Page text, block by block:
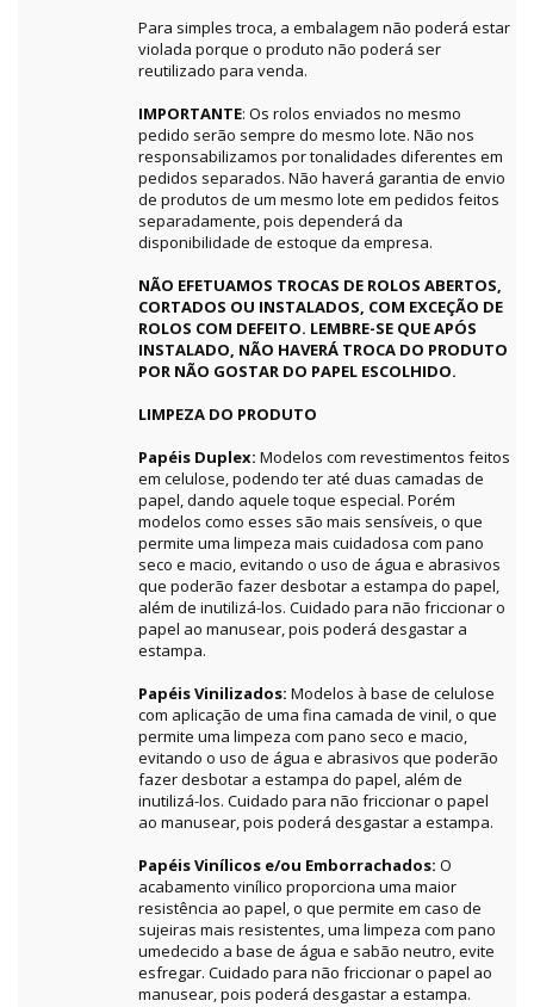
Para simples troca, a embalagem não poderá estar
violada porque o produto não poderá ser
reutilizado para venda.
IMPORTANTE: Os rolos enviados no mesmo
pedido serão sempre do mesmo lote. Não nos
responsabilizamos por tonalidades diferentes em
pedidos separados. Não haverá garantia de envio
de produtos de um mesmo lote em pedidos feitos
separadamente, pois dependerá da
disponibilidade de estoque da empresa.
NÃO EFETUAMOS TROCAS DE ROLOS ABERTOS,
CORTADOS OU INSTALADOS, COM EXCEÇÃO DE
ROLOS COM DEFEITO. LEMBRE-SE QUE APÓS
INSTALADO, NÃO HAVERÁ TROCA DO PRODUTO
POR NÃO GOSTAR DO PAPEL ESCOLHIDO.
LIMPEZA DO PRODUTO
Papéis Duplex: Modelos com revestimentos feitos
em celulose, podendo ter até duas camadas de
papel, dando aquele toque especial. Porém
modelos como esses são mais sensíveis, o que
permite uma limpeza mais cuidadosa com pano
seco e macio, evitando o uso de água e abrasivos
que poderão fazer desbotar a estampa do papel,
além de inutilizá-los. Cuidado para não friccionar o
papel ao manusear, pois poderá desgastar a
estampa.
Papéis Vinilizados: Modelos à base de celulose
com aplicação de uma fina camada de vinil, o que
permite uma limpeza com pano seco e macio,
evitando o uso de água e abrasivos que poderão
fazer desbotar a estampa do papel, além de
inutilizá-los. Cuidado para não friccionar o papel
ao manusear, pois poderá desgastar a estampa.
Papéis Vinílicos e/ou Emborrachados: O
acabamento vinílico proporciona uma maior
resistência ao papel, o que permite em caso de
sujeiras mais resistentes, uma limpeza com pano
umedecido a base de água e sabão neutro, evite
esfregar. Cuidado para não friccionar o papel ao
manusear, pois poderá desgastar a estampa.